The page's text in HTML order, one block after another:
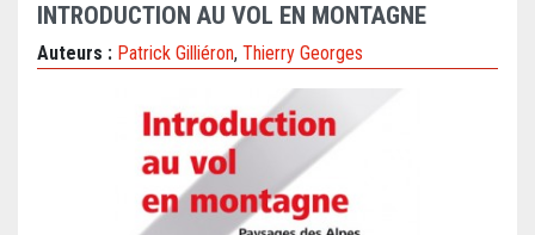
INTRODUCTION AU VOL EN MONTAGNE
Auteurs : Patrick Gilliéron, Thierry Georges